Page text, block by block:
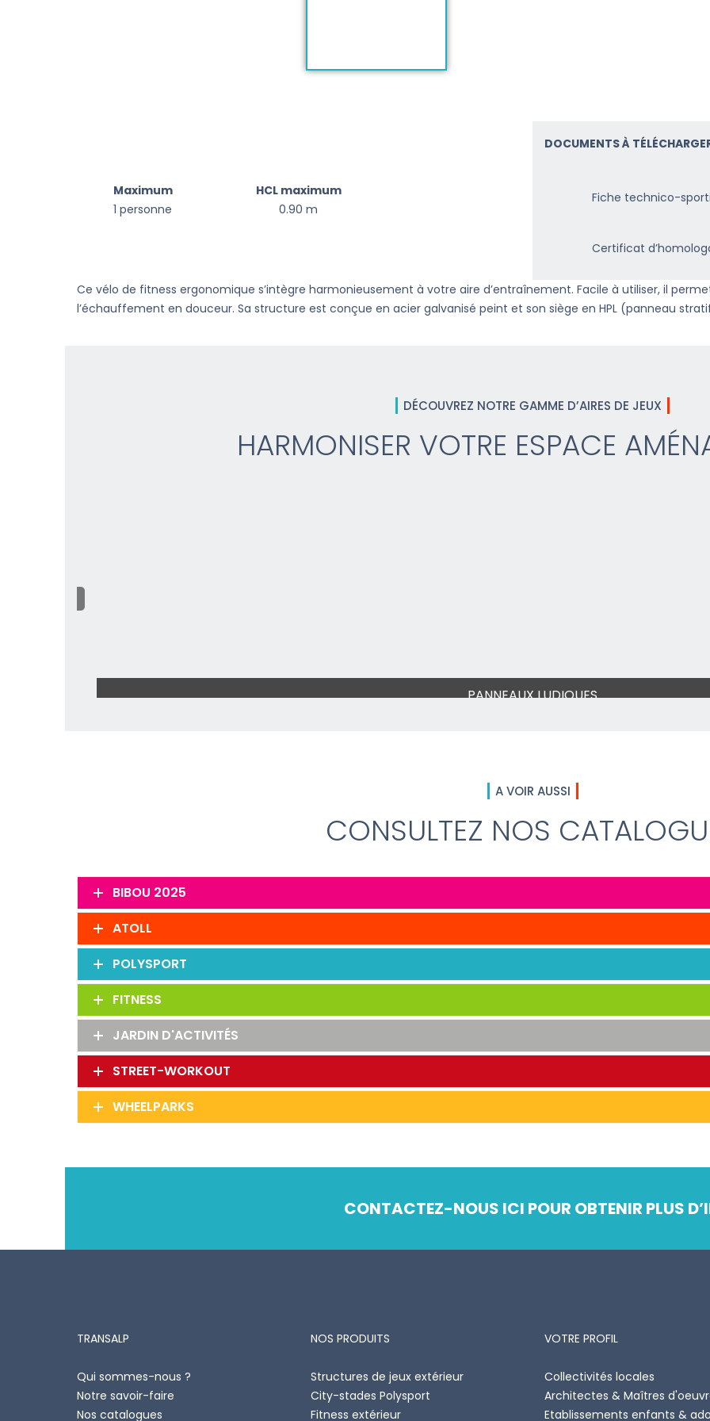
Maximum
1 personne
HCL maximum
0.90 m
DOCUMENTS À
Fiche technico-
Certificat
Ce vélo de fitness ergonomique s’intègre harmonieusement à votre aire d’entraînement. Facile à utiliser, il
l’échauffement en douceur. Sa structure est conçue en acier galvanisé peint et son siège en HPL (panneau
DÉCOUVREZ NOTRE GAMME D’AIRES DE JEUX
HARMONISER VOTRE ESPACE
PANNEAUX LUDIQUES
A VOIR AUSSI
CONSULTEZ NOS
BIBOU 2025
ATOLL
POLYSPORT
FITNESS
JARDIN D'ACTIVITÉS
STREET-WORKOUT
WHEELPARKS
CONTACTEZ-NOUS ICI POUR OBTENIR PLUS
TRANSALP
Qui sommes-nous ?
Notre savoir-faire
Nos catalogues
NOS PRODUITS
Structures de jeux extérieur
City-stades Polysport
Fitness extérieur
VOTRE PROFIL
Collectivités locales
Architectes & Maîtres
Etablissements enfants &